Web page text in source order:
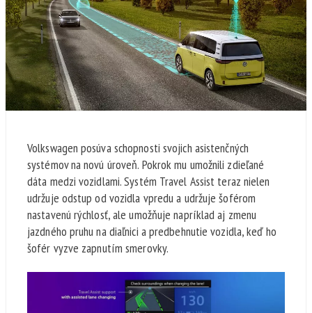
Volkswagen posúva schopnosti svojich asistenčných
systémov na novú úroveň. Pokrok mu umožnili zdieľané
dáta medzi vozidlami. Systém Travel Assist teraz nielen
udržuje odstup od vozidla vpredu a udržuje šoférom
nastavenú rýchlosť, ale umožňuje napríklad aj zmenu
jazdného pruhu na diaľnici a predbehnutie vozidla, keď ho
šofér vyzve zapnutím smerovky.